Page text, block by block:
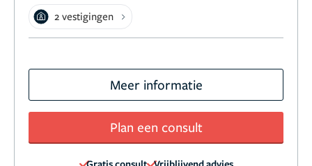
2 vestigingen
Meer informatie
Plan een consult